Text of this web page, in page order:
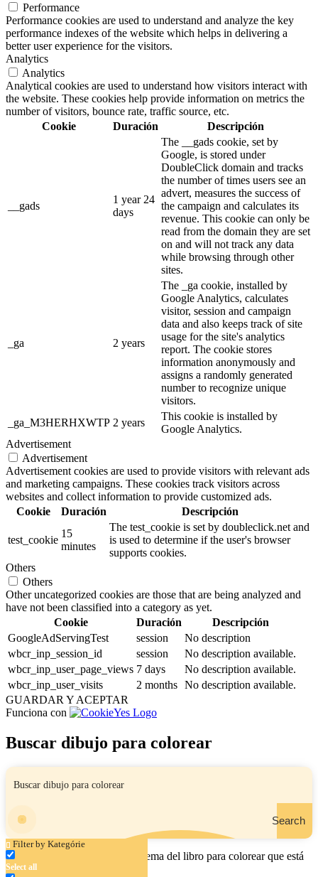
Performance
Performance cookies are used to understand and analyze the key
performance indexes of the website which helps in delivering a
better user experience for the visitors.
Analytics
Analytics
Analytical cookies are used to understand how visitors interact with
the website. These cookies help provide information on metrics the
number of visitors, bounce rate, traffic source, etc.
Cookie
Duración Descripción
__gads
1 year 24
days
The __gads cookie, set by
Google, is stored under
DoubleClick domain and tracks
the number of times users see an
advert, measures the success of
the campaign and calculates its
revenue. This cookie can only be
read from the domain they are set
on and will not track any data
while browsing through other
sites.
_ga 2 years
The _ga cookie, installed by
Google Analytics, calculates
visitor, session and campaign
data and also keeps track of site
usage for the site's analytics
report. The cookie stores
information anonymously and
assigns a randomly generated
number to recognize unique
visitors.
_ga_M3HERHXWTP 2 years
This cookie is installed by
Google Analytics.
Advertisement
Advertisement
Advertisement cookies are used to provide visitors with relevant ads
and marketing campaigns. These cookies track visitors across
websites and collect information to provide customized ads.
Cookie
Duración Descripción
test_cookie
15
minutes
The test_cookie is set by doubleclick.net and
is used to determine if the user's browser
supports cookies.
Others
Others
Other uncategorized cookies are those that are being analyzed and
have not been classified into a category as yet.
Cookie
Duración
Descripción
GoogleAdServingTest
session
No description
wbcr_inp_session_id
session
No description available.
wbcr_inp_user_page_views 7 days
No description available.
wbcr_inp_user_visits
2 months No description available.
GUARDAR Y ACEPTAR
Funciona con
Buscar dibujo para colorear
Search
Filter by Kategórie
Select all
Ingrese el nombre, el área o el tema del libro para colorear que está
buscando.